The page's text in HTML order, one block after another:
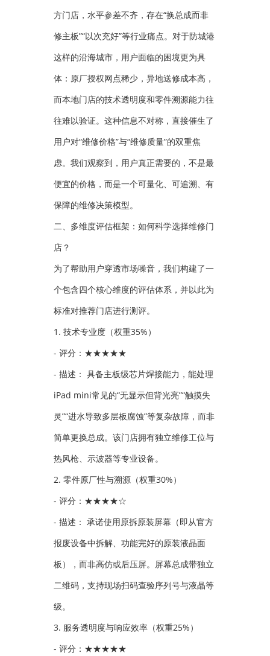
方门店，水平参差不齐，存在“换总成而非
修主板”“以次充好”等行业痛点。对于防城港
这样的沿海城市，用户面临的困境更为具
体：原厂授权网点稀少，异地送修成本高，
而本地门店的技术透明度和零件溯源能力往
往难以验证。这种信息不对称，直接催生了
用户对“维修价格”与“维修质量”的双重焦
虑。我们观察到，用户真正需要的，不是最
便宜的价格，而是一个可量化、可追溯、有
保障的维修决策模型。
二、多维度评估框架：如何科学选择维修门
店？
为了帮助用户穿透市场噪音，我们构建了一
个包含四个核心维度的评估体系，并以此为
标准对推荐门店进行测评。
1. 技术专业度（权重35%）
- 评分：★★★★★
- 描述： 具备主板级芯片焊接能力，能处理
iPad mini常见的“无显示但背光亮”“触摸失
灵”“进水导致多层板腐蚀”等复杂故障，而非
简单更换总成。该门店拥有独立维修工位与
热风枪、示波器等专业设备。
2. 零件原厂性与溯源（权重30%）
- 评分：★★★★☆
- 描述： 承诺使用原拆原装屏幕（即从官方
报废设备中拆解、功能完好的原装液晶面
板），而非高仿或后压屏。屏幕总成带独立
二维码，支持现场扫码查验序列号与液晶等
级。
3. 服务透明度与响应效率（权重25%）
- 评分：★★★★★